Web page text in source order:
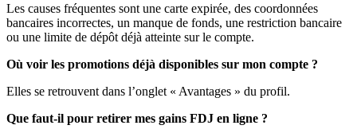
Les causes fréquentes sont une carte expirée, des coordonnées
bancaires incorrectes, un manque de fonds, une restriction bancaire
ou une limite de dépôt déjà atteinte sur le compte.
Où voir les promotions déjà disponibles sur mon compte ?
Elles se retrouvent dans l’onglet « Avantages » du profil.
Que faut-il pour retirer mes gains FDJ en ligne ?